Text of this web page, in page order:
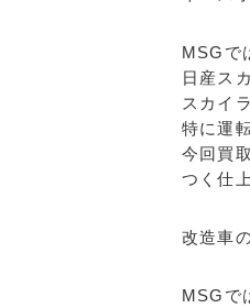
MSGで
日産ス
スカイ
特に運
今回買
つく仕
改造車
MSGで